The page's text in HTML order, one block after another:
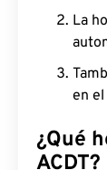
La
en
¿Qué
ACDT?